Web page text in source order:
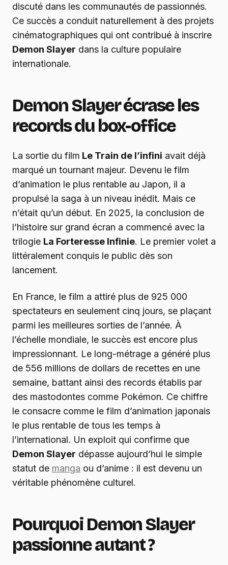
discuté dans les communautés de passionnés.
Ce succès a conduit naturellement à des projets
cinématographiques qui ont contribué à inscrire
Demon Slayer dans la culture populaire
internationale.
Demon Slayer écrase les
records du box-office
La sortie du film Le Train de l’infini avait déjà
marqué un tournant majeur. Devenu le film
d’animation le plus rentable au Japon, il a
propulsé la saga à un niveau inédit. Mais ce
n’était qu’un début. En 2025, la conclusion de
l’histoire sur grand écran a commencé avec la
trilogie La Forteresse Infinie. Le premier volet a
littéralement conquis le public dès son
lancement.
En France, le film a attiré plus de 925 000
spectateurs en seulement cinq jours, se plaçant
parmi les meilleures sorties de l’année. À
l’échelle mondiale, le succès est encore plus
impressionnant. Le long-métrage a généré plus
de 556 millions de dollars de recettes en une
semaine, battant ainsi des records établis par
des mastodontes comme Pokémon. Ce chiffre
le consacre comme le film d’animation japonais
le plus rentable de tous les temps à
l’international. Un exploit qui confirme que
Demon Slayer dépasse aujourd’hui le simple
statut de manga ou d’anime : il est devenu un
véritable phénomène culturel.
Pourquoi Demon Slayer
passionne autant ?